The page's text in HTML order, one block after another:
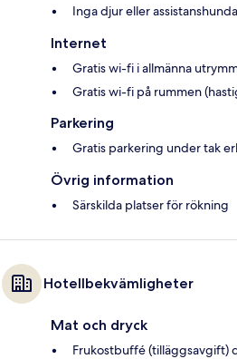
Inga djur eller
Internet
Gratis wi-fi i allmänna
Gratis wi-fi på rummen
Parkering
Gratis parkering under tak
Övrig information
Särskilda platser för rökning
Hotellbekvämligheter
Mat och dryck
Frukostbuffé (tilläggsavgift)